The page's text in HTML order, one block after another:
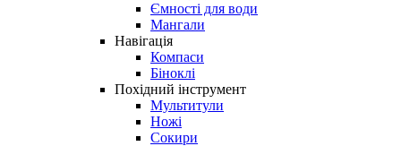
Ємності для води
Мангали
Навігація
Компаси
Біноклі
Похідний інструмент
Мультитули
Ножі
Сокири